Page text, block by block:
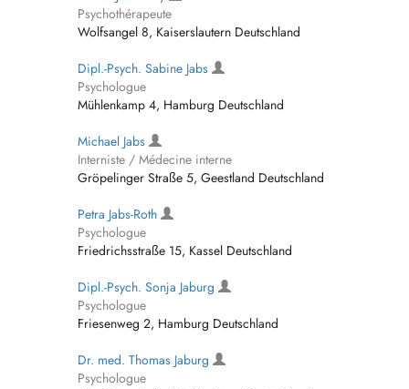
Psychothérapeute
Wolfsangel 8, Kaiserslautern Deutschland
Dipl.-Psych. Sabine Jabs
Psychologue
Mühlenkamp 4, Hamburg Deutschland
Michael Jabs
Interniste / Médecine interne
Gröpelinger Straße 5, Geestland Deutschland
Petra Jabs-Roth
Psychologue
Friedrichsstraße 15, Kassel Deutschland
Dipl.-Psych. Sonja Jaburg
Psychologue
Friesenweg 2, Hamburg Deutschland
Dr. med. Thomas Jaburg
Psychologue